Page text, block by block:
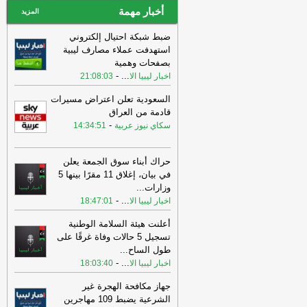
أخبار مهمة المزيد
ضبط شبكة احتيال إلكتروني
استهدفت عملاء مصارف ليبية
بصفحات وهمية
اخبار ليبيا الا...
-
21:08:03
السعودية تعلن اعتراض مسيرات
قادمة من العراق
سكاي نيوز عربية -
14:34:51
حراك أبناء سوق الجمعة يعلن
في بيان، إغلاق 11 مقرًا بينها 5
وزارات...
اخبار ليبيا الا...
-
18:47:01
أعلنت هيئة السلامة الوطنية
تسجيل 5 حالات وفاة غرقًا على
طول الساح...
اخبار ليبيا الا...
-
18:03:40
جهاز مكافحة الهجرة غير
الشرعية يضبط 109 مهاجرين